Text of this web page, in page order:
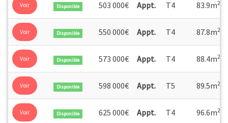
Voir Disponible 503 000€ Appt. T4 83.9m2
Voir Disponible 550 000€ Appt. T4 87.8m2
Voir Disponible 573 000€ Appt. T4 88.4m2
Voir Disponible 598 000€ Appt. T5 89.5m2
Voir Disponible 625 000€ Appt. T4 96.6m2